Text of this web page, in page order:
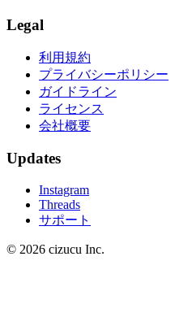
Legal
利用規約
プライバシーポリシー
ガイドライン
ライセンス
会社概要
Updates
Instagram
Threads
サポート
© 2026 cizucu Inc.